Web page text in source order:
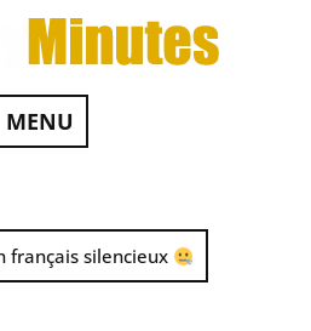
MENU
français silencieux